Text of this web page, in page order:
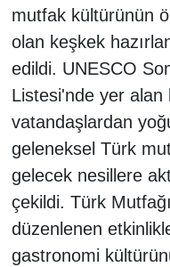
mutfak kültürünün
olan keşkek
edildi. UNESCO
Listesi'nde yer alan
vatandaşlardan
geleneksel Türk
gelecek nesillere
çekildi. Türk
düzenlenen
gastronomi